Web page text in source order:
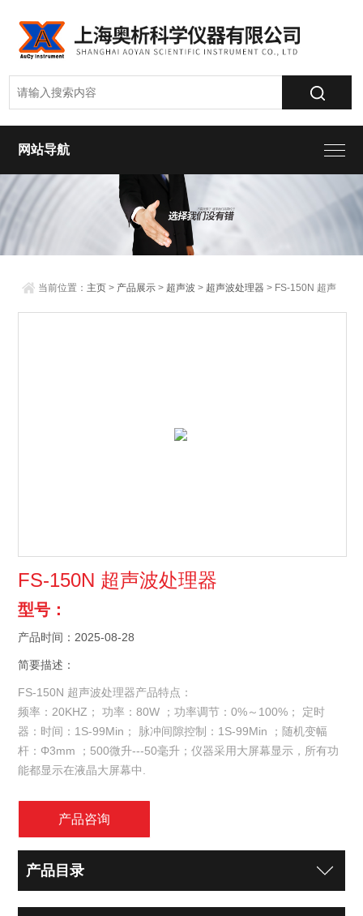
网站导航
当前位置： 主页 > 产品展示 > 超声波 > 超声波处理器 > FS-150N 超声
FS-150N 超声波处理器
型号：
产品时间：2025-08-28
简要描述：
FS-150N 超声波处理器产品特点：
频率：20KHZ； 功率：80W ；功率调节：0%～100%； 定时
器：时间：1S-99Min； 脉冲间隙控制：1S-99Min ；随机变幅
杆：Φ3mm ；500微升---50毫升；仪器采用大屏幕显示，所有功
能都显示在液晶大屏幕中.
产品咨询
产品目录